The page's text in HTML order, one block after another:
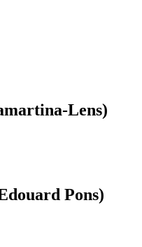
Lens)
Pons)